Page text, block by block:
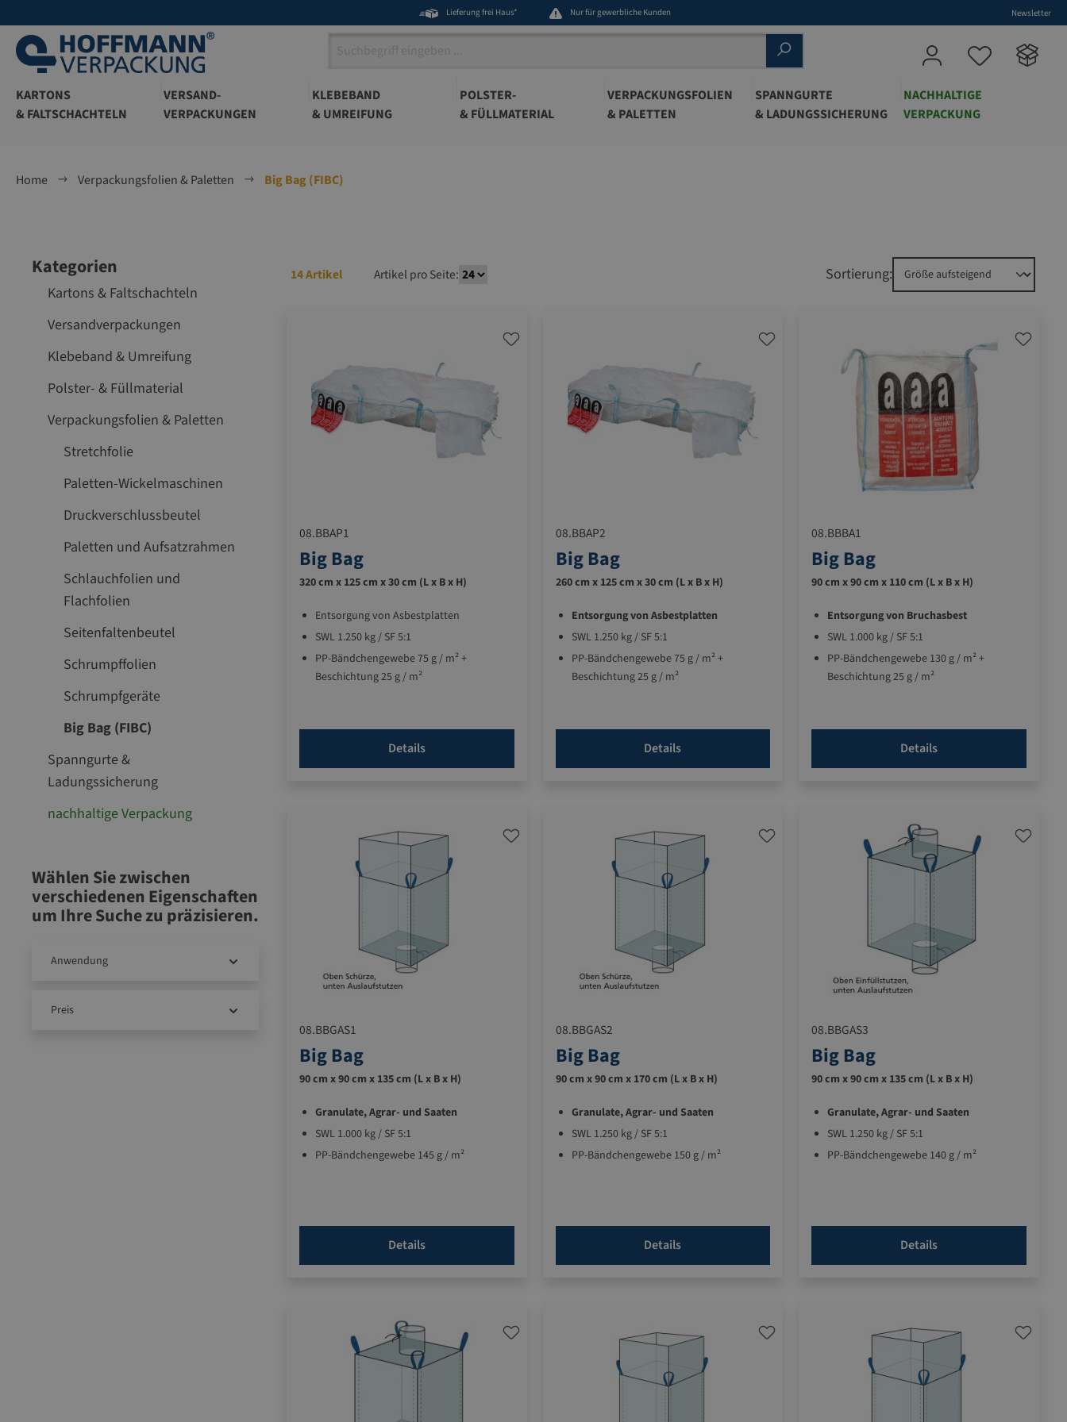
Lieferung frei Haus* Nur für gewerbliche Kunden Newsletter
KARTONS
& FALTSCHACHTELN
VERSAND-
VERPACKUNGEN
KLEBEBAND
& UMREIFUNG
POLSTER-
& FÜLLMATERIAL
VERPACKUNGSFOLIEN
& PALETTEN
SPANNGURTE
& LADUNGSSICHERUNG
NACHHALTIGE
VERPACKUNG
Home Verpackungsfolien & Paletten Big Bag (FIBC)
Kategorien
Kartons & Faltschachteln
Versandverpackungen
Klebeband & Umreifung
Polster- & Füllmaterial
Verpackungsfolien & Paletten
Stretchfolie
Paletten-Wickelmaschinen
Druckverschlussbeutel
Paletten und Aufsatzrahmen
Schlauchfolien und
Flachfolien
Seitenfaltenbeutel
Schrumpffolien
Schrumpfgeräte
Big Bag (FIBC)
Spanngurte &
Ladungssicherung
nachhaltige Verpackung
Wählen Sie zwischen
verschiedenen Eigenschaften
um Ihre Suche zu präzisieren.
Anwendung
Preis
14 Artikel Artikel pro Seite: Sortierung:
08.BBAP1
Big Bag
320 cm x 125 cm x 30 cm (L x B x H)
Entsorgung von Asbestplatten
SWL 1.250 kg / SF 5:1
PP-Bändchengewebe 75 g / m² +
Beschichtung 25 g / m²
Details
08.BBAP2
Big Bag
260 cm x 125 cm x 30 cm (L x B x H)
Entsorgung von Asbestplatten
SWL 1.250 kg / SF 5:1
PP-Bändchengewebe 75 g / m² +
Beschichtung 25 g / m²
Details
08.BBBA1
Big Bag
90 cm x 90 cm x 110 cm (L x B x H)
Entsorgung von Bruchasbest
SWL 1.000 kg / SF 5:1
PP-Bändchengewebe 130 g / m² +
Beschichtung 25 g / m²
Details
08.BBGAS1
Big Bag
90 cm x 90 cm x 135 cm (L x B x H)
Granulate, Agrar- und Saaten
SWL 1.000 kg / SF 5:1
PP-Bändchengewebe 145 g / m²
Details
08.BBGAS2
Big Bag
90 cm x 90 cm x 170 cm (L x B x H)
Granulate, Agrar- und Saaten
SWL 1.250 kg / SF 5:1
PP-Bändchengewebe 150 g / m²
Details
08.BBGAS3
Big Bag
90 cm x 90 cm x 135 cm (L x B x H)
Granulate, Agrar- und Saaten
SWL 1.250 kg / SF 5:1
PP-Bändchengewebe 140 g / m²
Details